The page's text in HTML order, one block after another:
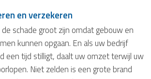
en verzekeren
schade groot zijn omdat gebouw en
kunnen opgaan. En als uw bedrijf
een tijd stilligt, daalt uw omzet terwijl uw
Niet zelden is een grote brand